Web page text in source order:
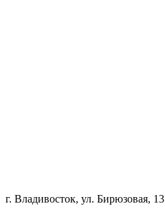
г. Владивосток, ул. Бирюзовая, 13